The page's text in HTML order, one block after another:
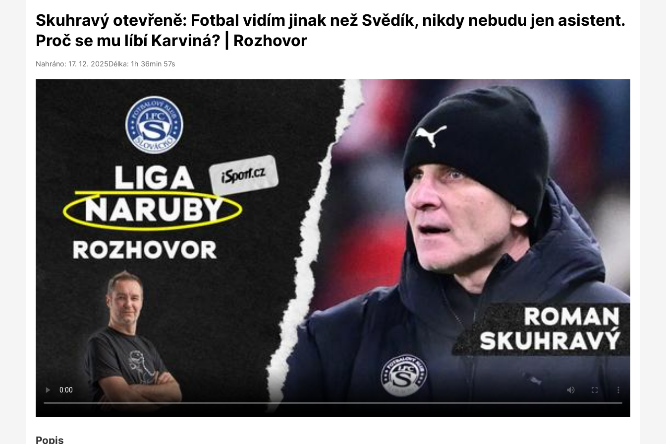
Skuhravý otevřeně: Fotbal vidím jinak než Svědík, nikdy nebudu jen asistent.
Proč se mu líbí Karviná? | Rozhovor
Nahráno: 17. 12. 2025Délka: 1h 36min 57s
Popis